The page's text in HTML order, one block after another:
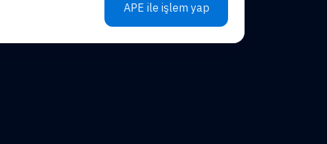
APE ile işlem yap